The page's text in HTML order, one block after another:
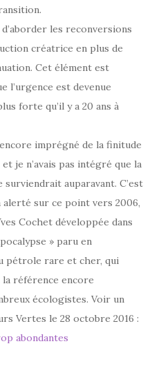
les reconversions
créatrice en plus de
Cet élément est
l’urgence est devenue
forte qu’il y a 20 ans à
imprégné de la finitude
je n’avais pas intégré que la
auparavant. C’est
alerté sur ce point vers 2006,
Cochet développée dans
» paru en
pétrole rare et cher, qui
référence encore
écologistes. Voir un
Vertes le 28 octobre 2016 :
abondantes